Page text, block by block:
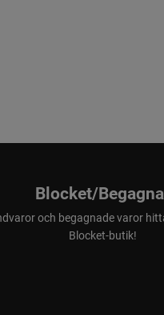
Blocket/
och begagnade varor
Blocket-butik!